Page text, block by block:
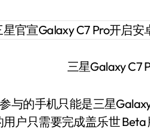
三星Galaxy C7
与的手机只能是三星
户只需要完成盖乐世